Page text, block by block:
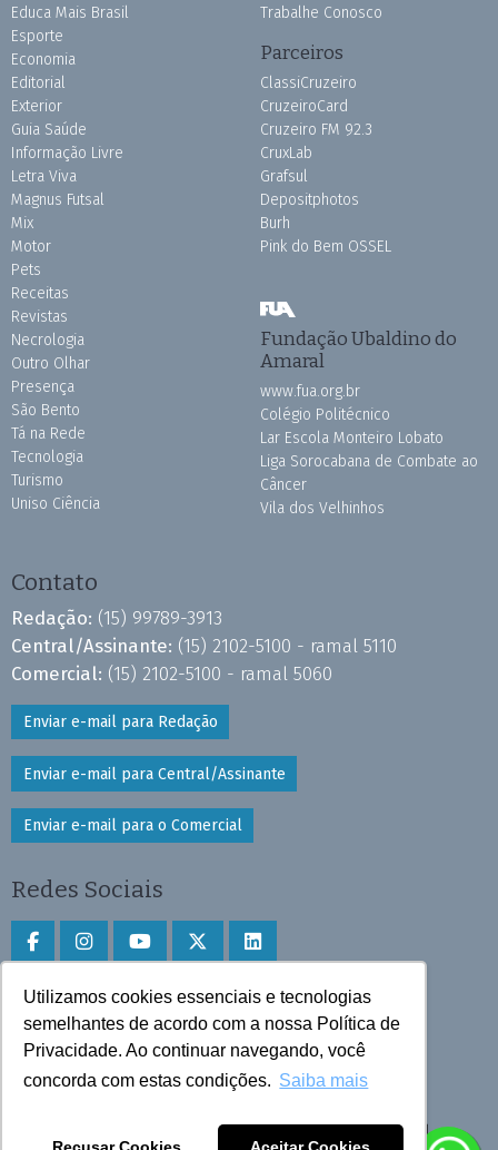
Utilizamos cookies essenciais e tecnologias
semelhantes de acordo com a nossa Política de
Privacidade. Ao continuar navegando, você
concorda com estas condições. Saiba mais
Educa Mais Brasil
Esporte
Economia
Editorial
Exterior
Guia Saúde
Informação Livre
Letra Viva
Magnus Futsal
Mix
Motor
Pets
Receitas
Revistas
Necrologia
Outro Olhar
Presença
São Bento
Tá na Rede
Tecnologia
Turismo
Uniso Ciência
Trabalhe Conosco
Parceiros
ClassiCruzeiro
CruzeiroCard
Cruzeiro FM 92.3
CruxLab
Grafsul
Depositphotos
Burh
Pink do Bem OSSEL
Fundação Ubaldino do
Amaral
www.fua.org.br
Colégio Politécnico
Lar Escola Monteiro Lobato
Liga Sorocabana de Combate ao
Câncer
Vila dos Velhinhos
Contato
Redação: (15) 99789-3913
Central/Assinante: (15) 2102-5100 - ramal 5110
Comercial: (15) 2102-5100 - ramal 5060
Enviar e-mail para Redação
Enviar e-mail para Central/Assinante
Enviar e-mail para o Comercial
Redes Sociais
Faça download do aplicativo
Play Store e App Store
Todos os direitos reservados © 2025 Cruzeiro do Sul